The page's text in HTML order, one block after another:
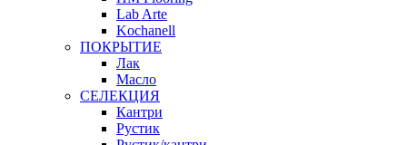
Lab Arte
Kochanell
ПОКРЫТИЕ
Лак
Масло
СЕЛЕКЦИЯ
Кантри
Рустик